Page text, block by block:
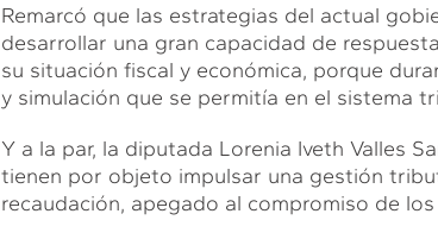
Remarcó que las estrategias del actual
desarrollar una gran capacidad de
su situación fiscal y económica, porque
y simulación que se permitía en el sistema
Y a la par, la diputada Lorenia Iveth Valles
tienen por objeto impulsar una gestión
recaudación, apegado al compromiso de